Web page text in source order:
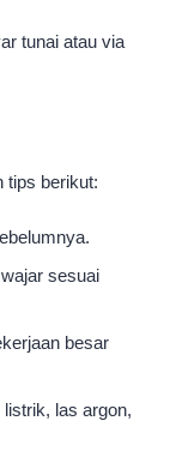
tunai atau via
tips berikut:
sesuai
besar
las argon,